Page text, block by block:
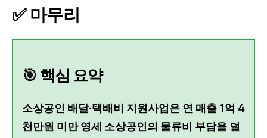
✅ 마무리
🎯 핵심 요약
소상공인 배달·택배비 지원사업은 연 매출 1억 4
천만원 미만 영세 소상공인의 물류비 부담을 덜